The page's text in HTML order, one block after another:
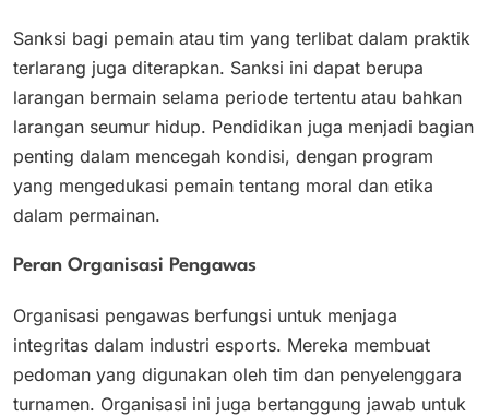
Sanksi bagi pemain atau tim yang terlibat dalam praktik
terlarang juga diterapkan. Sanksi ini dapat berupa
larangan bermain selama periode tertentu atau bahkan
larangan seumur hidup. Pendidikan juga menjadi bagian
penting dalam mencegah kondisi, dengan program
yang mengedukasi pemain tentang moral dan etika
dalam permainan.
Peran Organisasi Pengawas
Organisasi pengawas berfungsi untuk menjaga
integritas dalam industri esports. Mereka membuat
pedoman yang digunakan oleh tim dan penyelenggara
turnamen. Organisasi ini juga bertanggung jawab untuk